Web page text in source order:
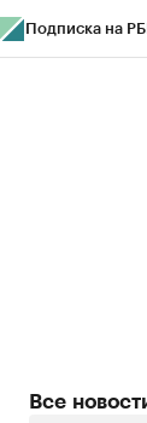
Подписка на
Все